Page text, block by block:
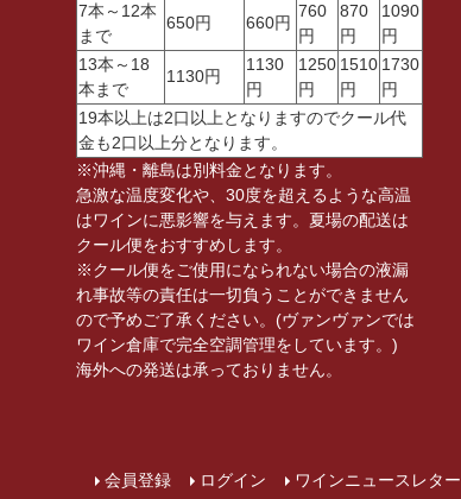
7本～12本
まで
650円 660円
760
円
870
円
1090
円
13本～18
本まで
1130円
1130
円
1250
円
1510
円
1730
円
19本以上は2口以上となりますのでクール代
金も2口以上分となります。
※沖縄・離島は別料金となります。
急激な温度変化や、30度を超えるような高温
はワインに悪影響を与えます。夏場の配送は
クール便をおすすめします。
※クール便をご使用になられない場合の液漏
れ事故等の責任は一切負うことができません
ので予めご了承ください。(ヴァンヴァンでは
ワイン倉庫で完全空調管理をしています。)
海外への発送は承っておりません。
会員登録 ログイン ワインニュースレター